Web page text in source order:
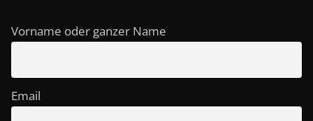
Vorname oder ganzer Name
Email